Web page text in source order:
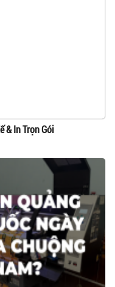
& In Trọn Gói